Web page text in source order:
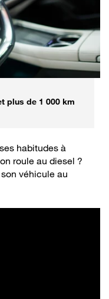
plus de 1 000 km
habitudes à
roule au diesel ?
véhicule au